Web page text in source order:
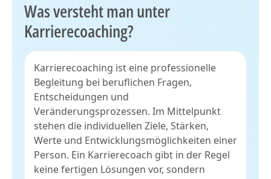
Was versteht man unter
Karrierecoaching?
Karrierecoaching ist eine professionelle
Begleitung bei beruflichen Fragen,
Entscheidungen und
Veränderungsprozessen. Im Mittelpunkt
stehen die individuellen Ziele, Stärken,
Werte und Entwicklungsmöglichkeiten einer
Person. Ein Karrierecoach gibt in der Regel
keine fertigen Lösungen vor, sondern